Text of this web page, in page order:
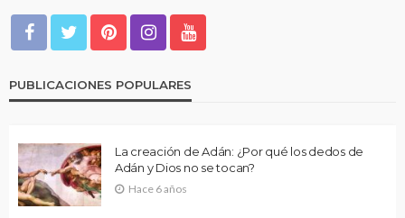
PUBLICACIONES POPULARES
La creación de Adán: ¿Por qué los dedos de
Adán y Dios no se tocan?
Hace 6 años